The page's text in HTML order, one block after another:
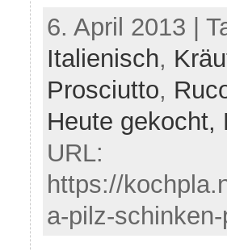
6. April 2013 |
Italienisch,
Prosciutto,
Heute gekocht,
URL:
https://
a-pilz-